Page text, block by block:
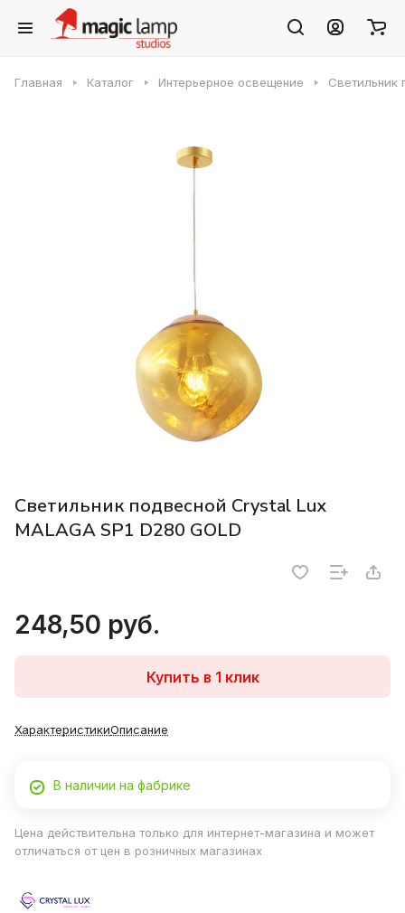
Главная Каталог Интерьерное освещение Светильник
Светильник подвесной Crystal Lux
MALAGA SP1 D280 GOLD
248,50 руб.
Купить в 1 клик
ХарактеристикиОписание
В наличии на фабрике
Цена действительна только для интернет-магазина и может
отличаться от цен в розничных магазинах